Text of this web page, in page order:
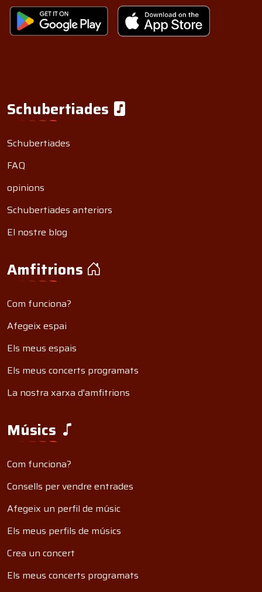
Schubertiades
Schubertiades
FAQ
opinions
Schubertiades anteriors
El nostre blog
Amfitrions
Com funciona?
Afegeix espai
Els meus espais
Els meus concerts programats
La nostra xarxa d'amfitrions
Músics
Com funciona?
Consells per vendre entrades
Afegeix un perfil de músic
Els meus perfils de músics
Crea un concert
Els meus concerts programats